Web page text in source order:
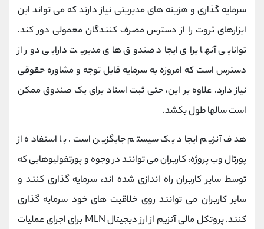
سرمایه گذاری و هزینه های مدیریتی نیاز دارند که می تواند این
ابزارهای ثروت را از دسترس مصرف کنندگان معمولی دور کند.
توانایی آنها برای ایجاد صندوق های مدیریت دارایی دور از
دسترس است که امروزه به سرمایه قابل توجه و مشاوره حقوقی
نیاز دارد. علاوه بر این، حتی ثبت اسناد برای یک صندوق ممکن
است سالها طول بکشد.
هدف آنزیم ایجاد یک سیستم جایگزین است. با استفاده از
پورتال وب پروژه، کاربران می توانند در وجوه و پورتفولیوهایی که
توسط سایر کاربران راه اندازی شده اند، سرمایه گذاری کنند و
سایر کاربران می توانند روی خلاقیت های خود سرمایه گذاری
کنند. پروتکل مالی آنزیم از ارز دیجیتال MLN برای اجرای عملیات